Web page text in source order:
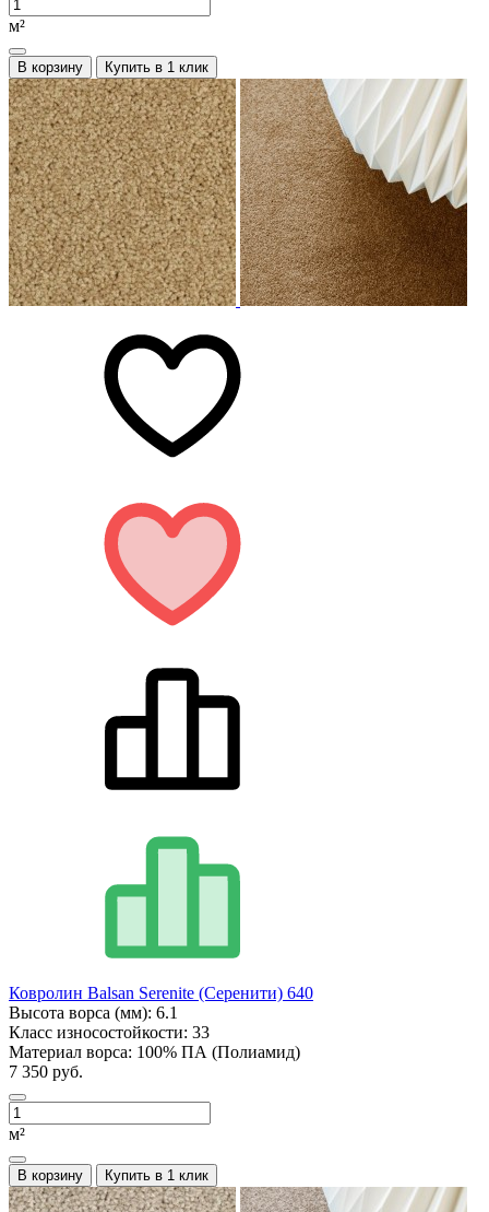
м²
В корзину Купить в 1 клик
Ковролин Balsan Serenite (Серенити) 640
Высота ворса (мм): 6.1
Класс износостойкости: 33
Материал ворса: 100% ПА (Полиамид)
7 350 руб.
м²
В корзину Купить в 1 клик